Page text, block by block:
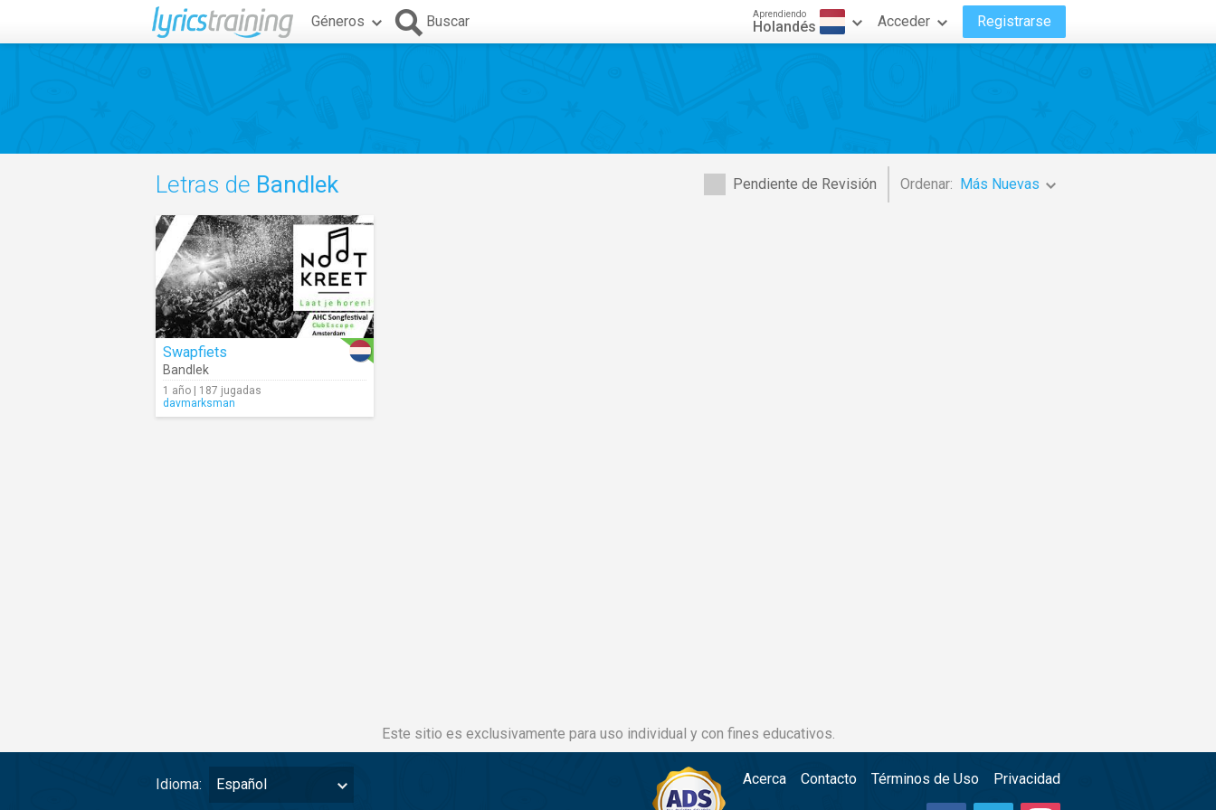
Géneros Buscar Aprendiendo
Holandés Acceder Registrarse
Pendiente de Revisión Ordenar: Más Nuevas
Letras de Bandlek
Swapfiets
Bandlek
1 año | 187 jugadas
davmarksman
Este sitio es exclusivamente para uso individual y con fines educativos.
Idioma: Español Acerca Contacto Términos de Uso Privacidad